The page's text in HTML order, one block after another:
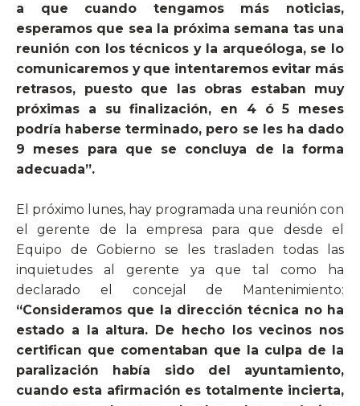
a que cuando tengamos más noticias,
esperamos que sea la próxima semana tas una
reunión con los técnicos y la arqueóloga, se lo
comunicaremos y que intentaremos evitar más
retrasos, puesto que las obras estaban muy
próximas a su finalización, en 4 ó 5 meses
podría haberse terminado, pero se les ha dado
9 meses para que se concluya de la forma
adecuada”.
El próximo lunes, hay programada una reunión con
el gerente de la empresa para que desde el
Equipo de Gobierno se les trasladen todas las
inquietudes al gerente ya que tal como ha
declarado el concejal de Mantenimiento:
“Consideramos que la dirección técnica no ha
estado a la altura. De hecho los vecinos nos
certifican que comentaban que la culpa de la
paralización había sido del ayuntamiento,
cuando esta afirmación es totalmente incierta,